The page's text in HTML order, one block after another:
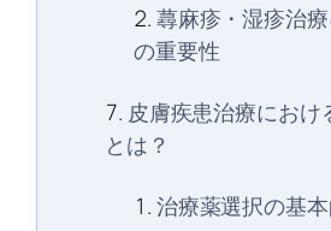
蕁麻疹・湿疹治
の重要性
皮膚疾患治療におけ
とは？
治療薬選択の基